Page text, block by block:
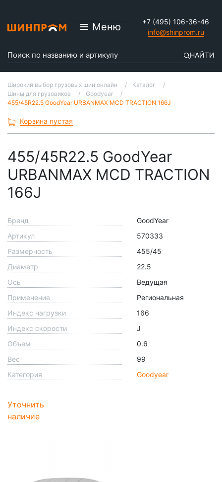
Меню
+7 (495) 106-36-46
info@shinprom.ru
НАЙТИ
Широкий выбор грузовых шин онлайн
Каталог
Шины для грузовиков
Goodyear
455/45R22.5 GoodYear URBANMAX MCD TRACTION 166J
Корзина пустая
455/45R22.5 GoodYear
URBANMAX MCD TRACTION
166J
Бренд
GoodYear
Артикул
570333
Размерность
455/45
Диаметр
22.5
Ось
Ведущая
Применение
Региональная
Индекс нагрузки
166
Индекс скорости
J
Объем
0.6
Вес
99
Категория
Goodyear
Уточнить
наличие